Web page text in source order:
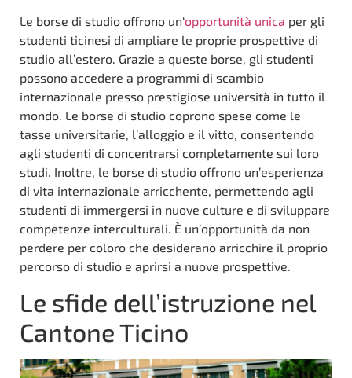
Le borse di studio offrono un‘opportunità unica per gli
studenti ticinesi di ampliare le proprie prospettive di
studio all’estero. Grazie a queste borse, gli studenti
possono accedere a programmi di scambio
internazionale presso prestigiose università in tutto il
mondo. Le borse di studio coprono spese come le
tasse universitarie, l’alloggio e il vitto, consentendo
agli studenti di concentrarsi completamente sui loro
studi. Inoltre, le borse di studio offrono un’esperienza
di vita internazionale arricchente, permettendo agli
studenti di immergersi in nuove culture e di sviluppare
competenze interculturali. È un’opportunità da non
perdere per coloro che desiderano arricchire il proprio
percorso di studio e aprirsi a nuove prospettive.
Le sfide dell’istruzione nel
Cantone Ticino